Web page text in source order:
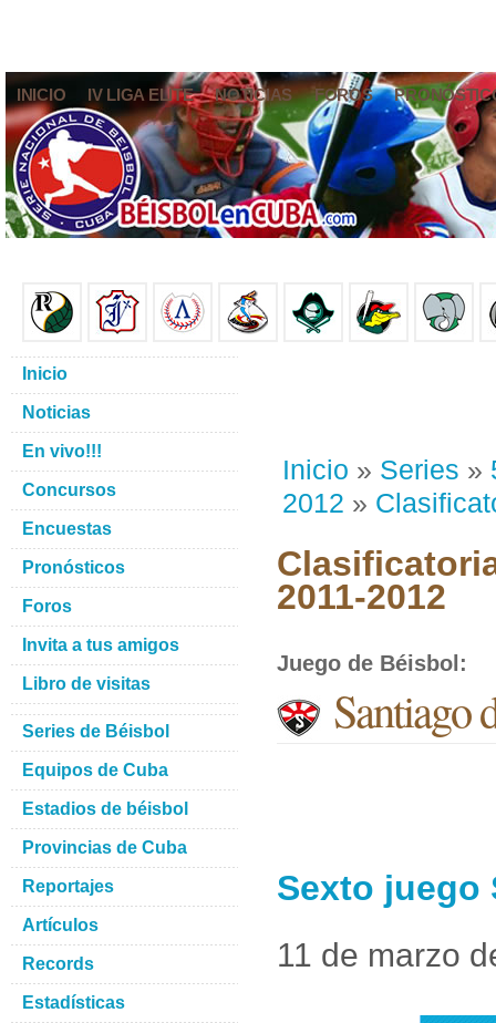
INICIO IV LIGA ELITE NOTICIAS FOROS
Inicio » Series »
2012 »
2011-2012
Juego de Béisbol :
Santiago
Sexto juego
11 de marzo
Inicio
Noticias
En vivo!!!
Concursos
Encuestas
Pronósticos
Foros
Invita a tus amigos
Libro de visitas
Series de Béisbol
Equipos de Cuba
Estadios de béisbol
Provincias de Cuba
Reportajes
Artículos
Records
Estadísticas